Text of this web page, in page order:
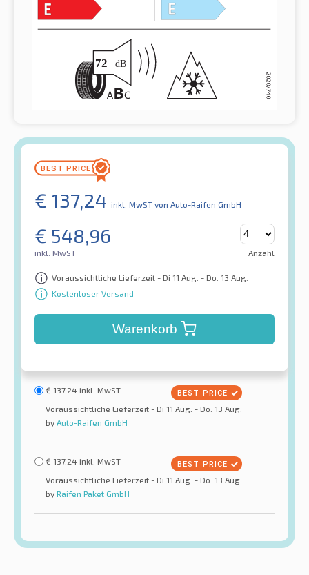
€ 137,24 inkl. MwST von Auto-Raifen GmbH
€ 548,96
inkl. MwST Anzahl
Voraussichtliche Lieferzeit - Di 11 Aug. - Do. 13 Aug.
Kostenloser Versand
Warenkorb
€ 137,24 inkl. MwST
Voraussichtliche Lieferzeit - Di 11 Aug. - Do. 13 Aug.
by Auto-Raifen GmbH
€ 137,24 inkl. MwST
Voraussichtliche Lieferzeit - Di 11 Aug. - Do. 13 Aug.
by Raifen Paket GmbH